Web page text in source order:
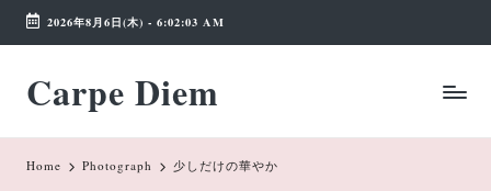
Skip
content
2026年8月6日(木) - 6:02:04 AM
Carpe Diem
Weekend
Wonderland
Home Photograph 少しだけの華やか